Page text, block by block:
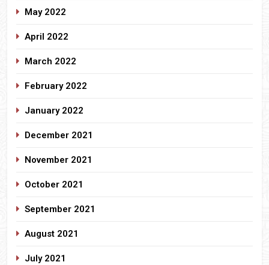
May 2022
April 2022
March 2022
February 2022
January 2022
December 2021
November 2021
October 2021
September 2021
August 2021
July 2021